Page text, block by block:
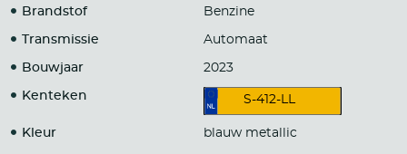
Brandstof Benzine
Transmissie Automaat
Bouwjaar 2023
Kenteken S-412-LL
Kleur blauw metallic